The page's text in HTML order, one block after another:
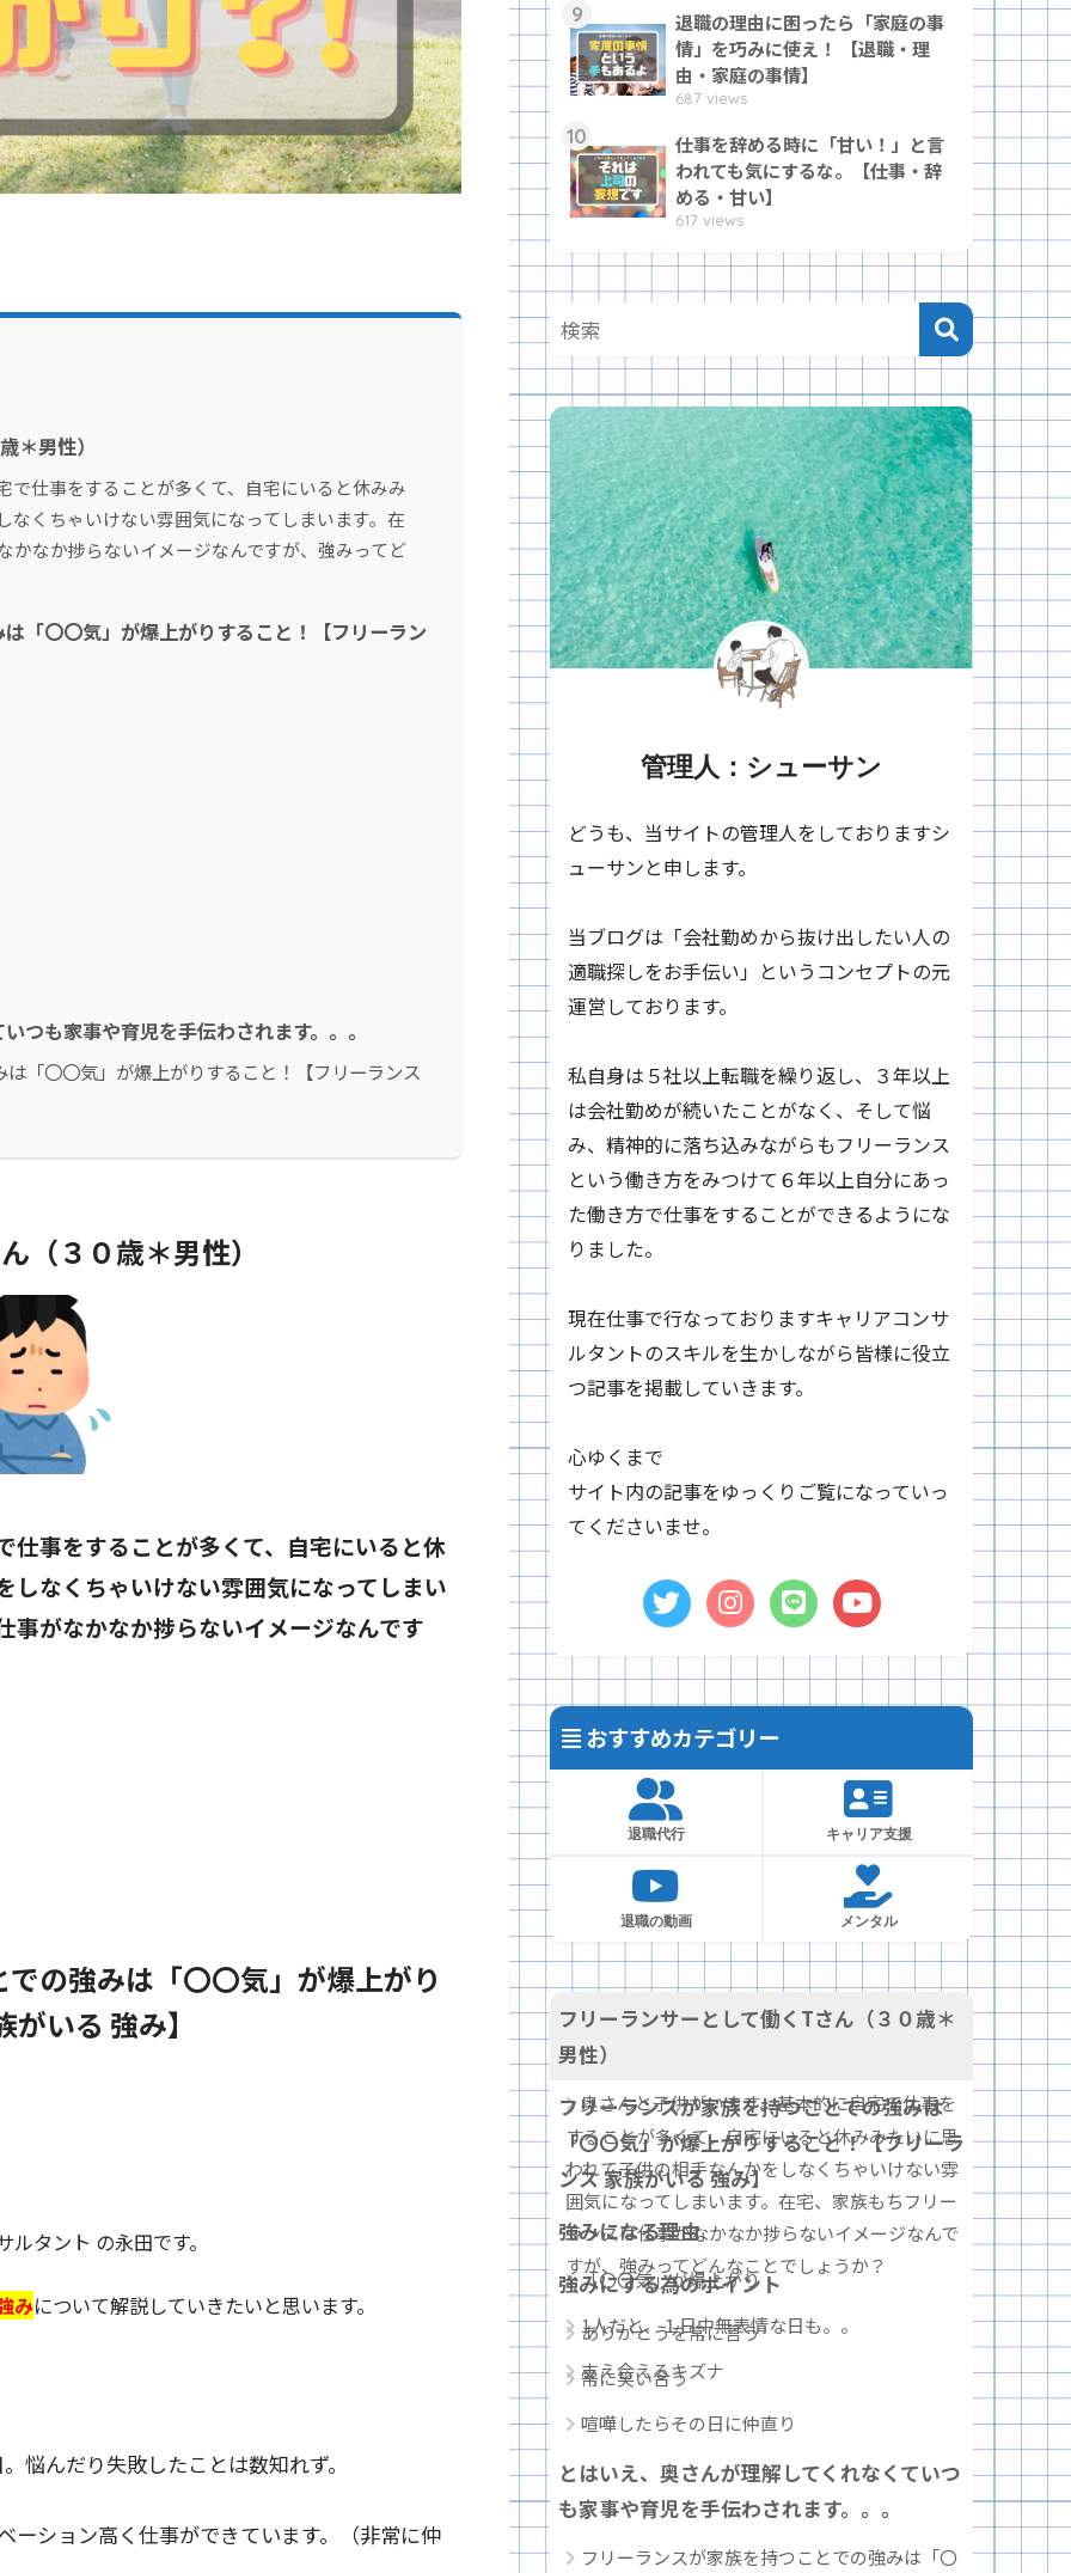
＊男性）
で仕事をすることが多くて、自宅にいると休みみ
なくちゃいけない雰囲気になってしまいます。在
かなか捗らないイメージなんですが、強みってど
「〇〇気」が爆上がりすること！【フリーラン
つも家事や育児を手伝わされます。。。
「〇〇気」が爆上がりすること！【フリーランス
（３０歳＊男性）
仕事をすることが多くて、自宅にいると休
しなくちゃいけない雰囲気になってしまい
事がなかなか捗らないイメージなんです
の強みは「〇〇気」が爆上がり
いる 強み】
タント の永田です。
みについて解説していきたいと思います。
悩んだり失敗したことは数知れず。
ーション高く仕事ができています。（非常に仲
9
退職の理由に困ったら「家庭の事
情」を巧みに使え！ 【退職・理
由・家庭の事情】
687 views
10
仕事を辞める時に「甘い！」と言
われても気にするな。【仕事・辞
める・甘い】
617 views
管理人：シューサン
どうも、当サイトの管理人をしておりますシ
ューサンと申します。
当ブログは「会社勤めから抜け出したい人の
適職探しをお手伝い」というコンセプトの元
運営しております。
私自身は５社以上転職を繰り返し、３年以上
は会社勤めが続いたことがなく、そして悩
み、精神的に落ち込みながらもフリーランス
という働き方をみつけて６年以上自分にあっ
た働き方で仕事をすることができるようにな
りました。
現在仕事で行なっておりますキャリアコンサ
ルタントのスキルを生かしながら皆様に役立
つ記事を掲載していきます。
心ゆくまで
サイト内の記事をゆっくりご覧になっていっ
てくださいませ。
おすすめカテゴリー
退職代行 キャリア支援
退職の動画 メンタル
フリーランサーとして働くTさん（３０歳＊
男性）
奥さんと子供がいます。基本的に自宅で仕事を
することが多くて、自宅にいると休みみたいに思
われて子供の相手なんかをしなくちゃいけない雰
囲気になってしまいます。在宅、家族もちフリー
ランスは仕事がなかなか捗らないイメージなんで
すが、強みってどんなことでしょうか？
フリーランスが家族を持つことでの強みは
「〇〇気」が爆上がりすること！【フリーラ
ンス 家族がいる 強み】
強みになる理由
「〇〇気」が爆上がり
1人だと、１日中無表情な日も。。
支え合えるキズナ
強みにする為のポイント
ありがとうを常に言う
常に笑い合う
喧嘩したらその日に仲直り
とはいえ、奥さんが理解してくれなくていつ
も家事や育児を手伝わされます。。。
フリーランスが家族を持つことでの強みは「〇